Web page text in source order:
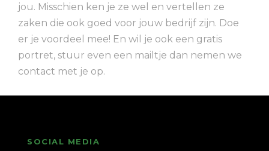
jou. Misschien ken je ze wel en vertellen ze
zaken die ook goed voor jouw bedrijf zijn. Doe
er je voordeel mee! En wil je ook een gratis
portret, stuur even een mailtje dan nemen we
contact met je op.
SOCIAL MEDIA